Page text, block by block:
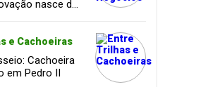
nasce da
e Cachoeiras
Cachoeira
em Pedro II